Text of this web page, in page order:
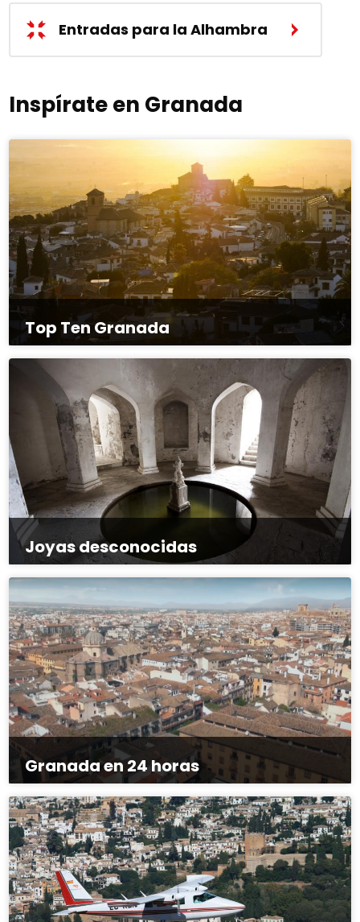
Entradas para la Alhambra
Inspírate en Granada
Top Ten Granada
Joyas desconocidas
Granada en 24 horas